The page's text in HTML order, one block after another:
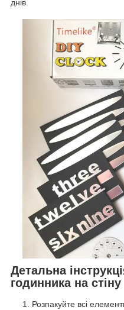
днів.
Детальна
годинника на стіну
Розпакуйте всі